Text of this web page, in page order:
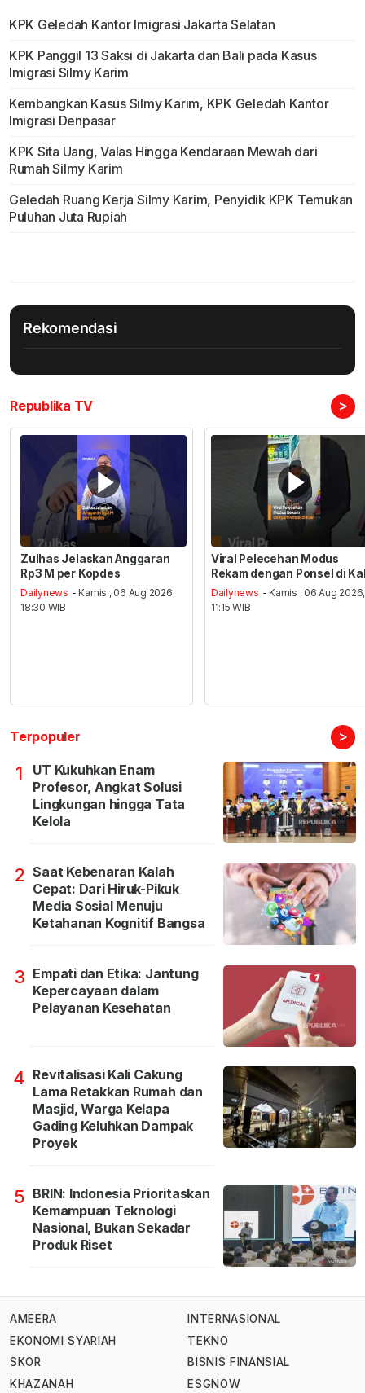
KPK Geledah Kantor Imigrasi Jakarta Selatan
KPK Panggil 13 Saksi di Jakarta dan Bali pada Kasus
Imigrasi Silmy Karim
Kembangkan Kasus Silmy Karim, KPK Geledah Kantor
Imigrasi Denpasar
KPK Sita Uang, Valas Hingga Kendaraan Mewah dari
Rumah Silmy Karim
Geledah Ruang Kerja Silmy Karim, Penyidik KPK Temukan
Puluhan Juta Rupiah
Rekomendasi
Republika TV >
Zulhas Jelaskan Anggaran
Rp3 M per Kopdes
Dailynews - Kamis , 06 Aug 2026,
18:30 WIB
Viral Pelecehan Modus
Rekam dengan Ponsel di
Dailynews - Kamis , 06 Aug 2026,
11:15 WIB
Terpopuler >
1
UT Kukuhkan Enam
Profesor, Angkat Solusi
Lingkungan hingga Tata
Kelola
2 Saat Kebenaran Kalah
Cepat: Dari Hiruk-Pikuk
Media Sosial Menuju
Ketahanan Kognitif Bangsa
3 Empati dan Etika: Jantung
Kepercayaan dalam
Pelayanan Kesehatan
4 Revitalisasi Kali Cakung
Lama Retakkan Rumah dan
Masjid, Warga Kelapa
Gading Keluhkan Dampak
Proyek
5 BRIN: Indonesia Prioritaskan
Kemampuan Teknologi
Nasional, Bukan Sekadar
Produk Riset
AMEERA
EKONOMI SYARIAH
SKOR
KHAZANAH
INTERNASIONAL
TEKNO
BISNIS FINANSIAL
ESGNOW